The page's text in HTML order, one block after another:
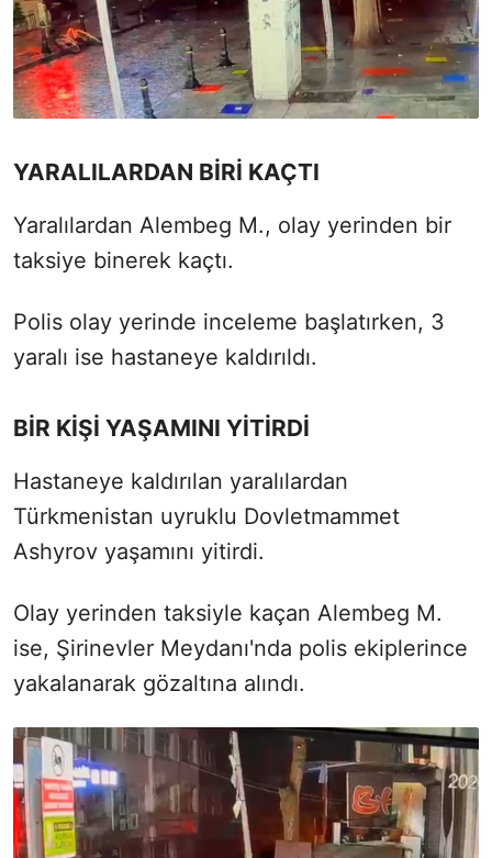
YARALILARDAN BİRİ KAÇTI
Yaralılardan Alembeg M., olay yerinden bir
taksiye binerek kaçtı.
Polis olay yerinde inceleme başlatırken, 3
yaralı ise hastaneye kaldırıldı.
BİR KİŞİ YAŞAMINI YİTİRDİ
Hastaneye kaldırılan yaralılardan
Türkmenistan uyruklu Dovletmammet
Ashyrov yaşamını yitirdi.
Olay yerinden taksiyle kaçan Alembeg M.
ise, Şirinevler Meydanı'nda polis ekiplerince
yakalanarak gözaltına alındı.